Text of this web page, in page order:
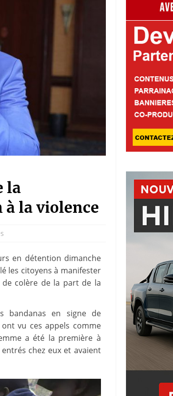
la
la violence
en détention dimanche
les citoyens à manifester
colère de la part de la
bandanas en signe de
vu ces appels comme
a été la première à
chez eux et avaient